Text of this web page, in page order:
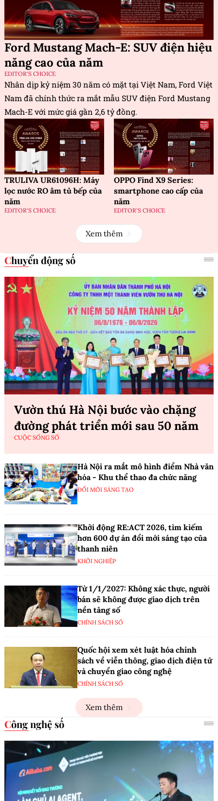
Ford Mustang Mach-E: SUV điện hiệu
năng cao của năm
EDITOR'S CHOICE
Nhân dịp kỷ niệm 30 năm có mặt tại Việt Nam, Ford Việt
Nam đã chính thức ra mắt mẫu SUV điện Ford Mustang
Mach-E với mức giá gần 2,6 tỷ đồng.
TRULIVA UR61096H: Máy
lọc nước RO âm tủ bếp của
năm
EDITOR'S CHOICE
OPPO Find X9 Series:
smartphone cao cấp của
năm
EDITOR'S CHOICE
Xem thêm
Chuyển động số
Vườn thú Hà Nội bước vào chặng
đường phát triển mới sau 50 năm
CUỘC SỐNG SỐ
Hà Nội ra mắt mô hình điểm Nhà văn
hóa - Khu thể thao đa chức năng
ĐỔI MỚI SÁNG TẠO
Khởi động RE:ACT 2026, tìm kiếm
hơn 600 dự án đổi mới sáng tạo của
thanh niên
KHỞI NGHIỆP
Từ 1/1/2027: Không xác thực, người
bán sẽ không được giao dịch trên
nền tảng số
CHÍNH SÁCH SỐ
Quốc hội xem xét luật hóa chính
sách về viễn thông, giao dịch điện tử
và chuyển giao công nghệ
CHÍNH SÁCH SỐ
Xem thêm
Công nghệ số